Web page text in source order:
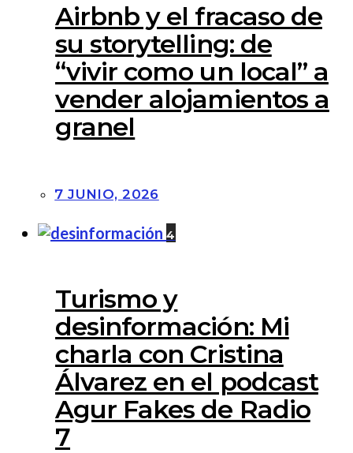
Airbnb y el fracaso de
su storytelling: de
“vivir como un local” a
vender alojamientos a
granel
7 JUNIO, 2026
4
Turismo y
desinformación: Mi
charla con Cristina
Álvarez en el podcast
Agur Fakes de Radio
7